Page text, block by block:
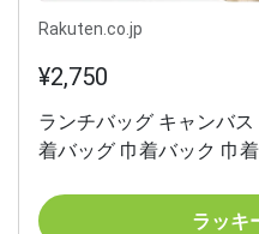
Rakuten.co.jp
¥2,750
ランチバッグ キャンバ
着バッグ 巾着バック 巾
トバック トート 手提げ
ラッキ